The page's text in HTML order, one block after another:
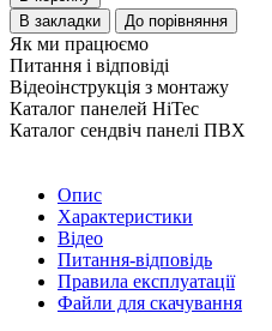
В закладки
До порівняння
Як ми працюємо
Питання і відповіді
Відеоінструкція з монтажу
Каталог панелей HiTec
Каталог сендвіч панелі ПВХ
Опис
Характеристики
Відео
Питання-відповідь
Правила експлуатації
Файли для скачування